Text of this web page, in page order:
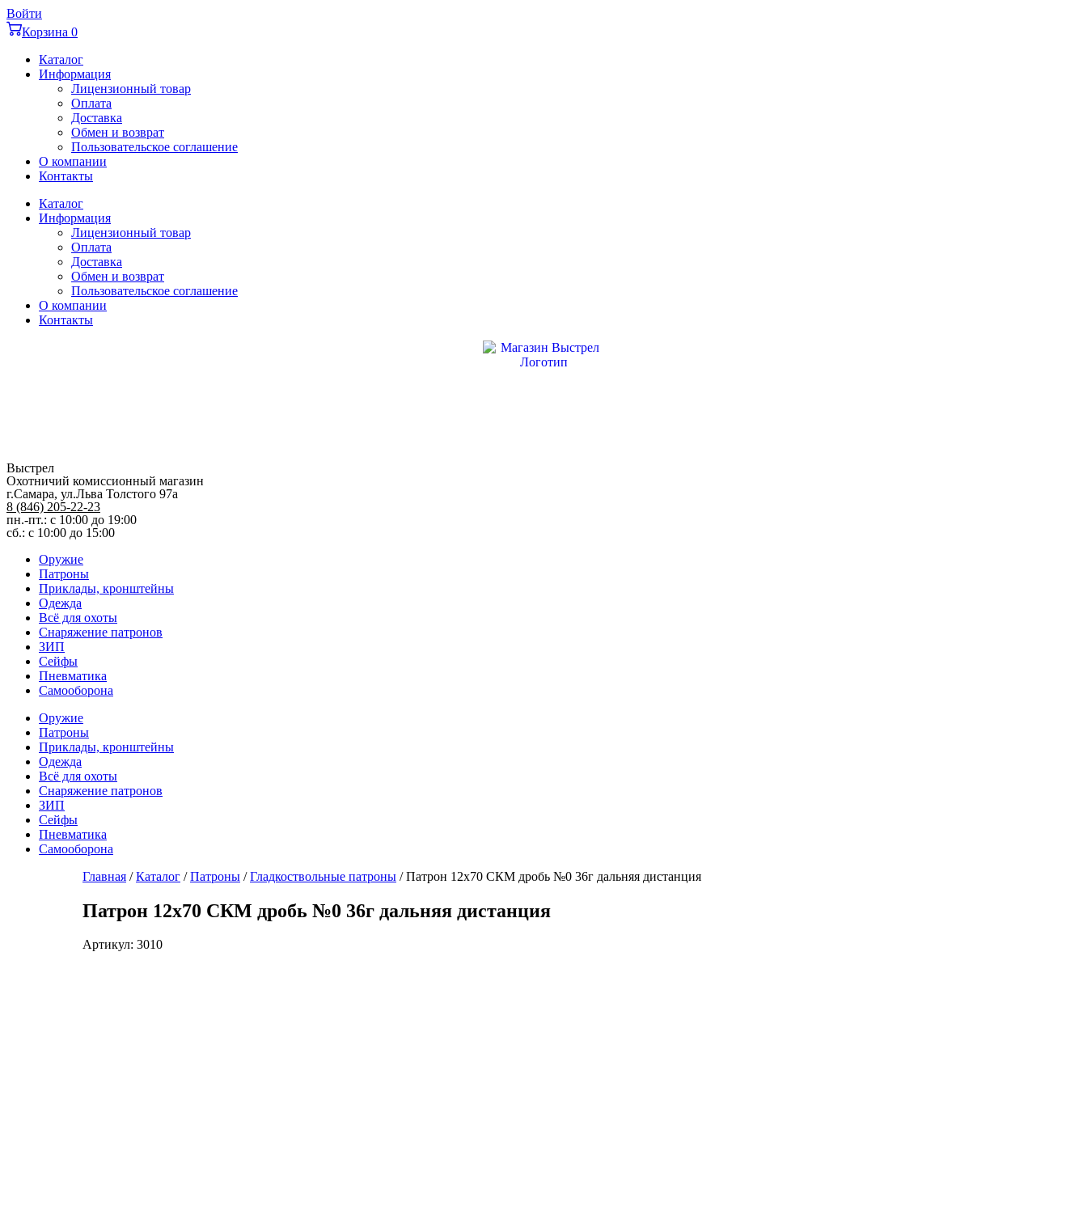
Перейти
к
содержимому
Войти
Корзина 0
Каталог
Информация
Лицензионный товар
Оплата
Доставка
Обмен и возврат
Пользовательское соглашение
О компании
Контакты
Каталог
Информация
Лицензионный товар
Оплата
Доставка
Обмен и возврат
Пользовательское соглашение
О компании
Контакты
Выстрел
Охотничий комиссионный магазин
г.Самара, ул.Льва Толстого 97а
8 (846) 205-22-23
пн.-пт.: с 10:00 до 19:00
сб.: с 10:00 до 15:00
Оружие
Патроны
Приклады, кронштейны
Одежда
Всё для охоты
Снаряжение патронов
ЗИП
Сейфы
Пневматика
Самооборона
Оружие
Патроны
Приклады, кронштейны
Одежда
Всё для охоты
Снаряжение патронов
ЗИП
Сейфы
Пневматика
Самооборона
Главная /Каталог /Патроны /Гладкоствольные патроны / Патрон 12х70 СКМ дробь №0 36г дальняя дистанция
Патрон 12х70 СКМ дробь №0 36г дальняя дистанция
Артикул: 3010